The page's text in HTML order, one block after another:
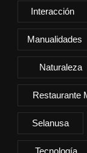
Interacción
Manualidades
Naturaleza
Restaurante
Selanusa
Tecnología